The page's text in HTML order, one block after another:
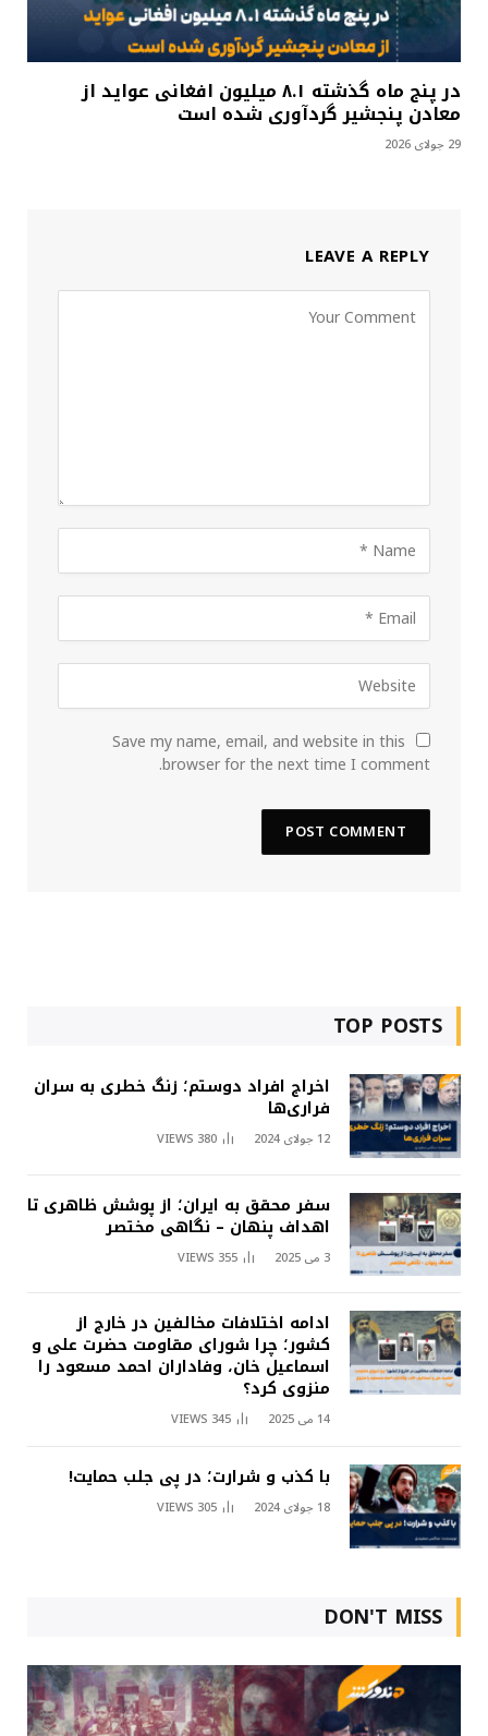
در پنج ماه گذشته ۸.۱ میلیون افغانی عواید از
معادن پنجشیر گردآوری شده است
29 جولای 2026
LEAVE A REPLY
Save my name, email, and website in this
browser for the next time I comment.
TOP POSTS
اخراج افراد دوستم؛ زنگ خطری به سران
فراری‌ها
12 جولای 2024 380
VIEWS
سفر محقق به ایران؛ از پوشش ظاهری تا
اهداف پنهان – نگاهی مختصر
3 می 2025 355
VIEWS
ادامه اختلافات مخالفین در خارج از
کشور؛ چرا شورای مقاومت حضرت علی و
اسماعیل خان، وفاداران احمد مسعود را
منزوی کرد؟
14 می 2025 345
VIEWS
با کذب و شرارت؛ در پی جلب حمایت!
18 جولای 2024 305
VIEWS
DON'T MISS